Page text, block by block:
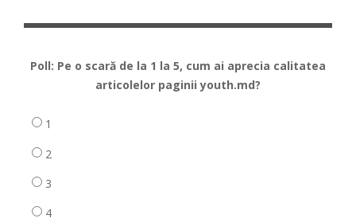
Poll: Pe o scară de la 1 la 5, cum ai aprecia calitatea
articolelor paginii youth.md?
1
2
3
4